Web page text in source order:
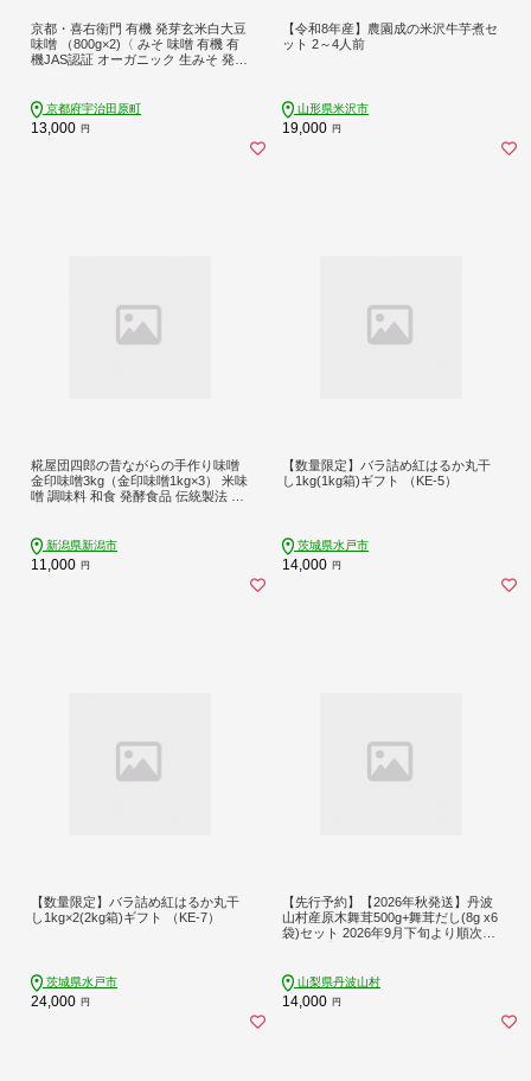
京都・喜右衛門 有機 発芽玄米白大豆
味噌 （800g×2)〈 みそ 味噌 有機 有
機JAS認証 オーガニック 生みそ 発芽
京都府宇治田原町
13,000 円
【令和8年産】農園成の米沢牛芋煮セ
ット 2～4人前
山形県米沢市
19,000 円
糀屋団四郎の昔ながらの手作り味噌
金印味噌3kg（金印味噌1kg×3） 米味
噌 調味料 和食 発酵食品 伝統製法 国
新潟県新潟市
11,000 円
【数量限定】バラ詰め紅はるか丸干
し1kg(1kg箱)ギフト （KE-5）
茨城県水戸市
14,000 円
【数量限定】バラ詰め紅はるか丸干
し1kg×2(2kg箱)ギフト （KE-7）
茨城県水戸市
24,000 円
【先行予約】【2026年秋発送】丹波
山村産原木舞茸500g+舞茸だし(8g x6
袋)セット 2026年9月下旬より順次発
山梨県丹波山村
14,000 円